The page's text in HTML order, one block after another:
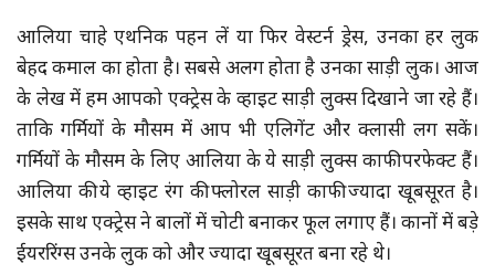
आलिया चाहे एथनिक पहन लें या फिर वेस्टर्न ड्रेस, उनका हर लुक
बेहद कमाल का होता है। सबसे अलग होता है उनका साड़ी लुक। आज
के लेख में हम आपको एक्ट्रेस के व्हाइट साड़ी लुक्स दिखाने जा रहे हैं।
ताकि गर्मियों के मौसम में आप भी एलिगेंट और क्लासी लग सकें।
गर्मियों के मौसम के लिए आलिया के ये साड़ी लुक्स काफी परफेक्ट हैं।
आलिया की ये व्हाइट रंग की फ्लोरल साड़ी काफी ज्यादा खूबसूरत है।
इसके साथ एक्ट्रेस ने बालों में चोटी बनाकर फूल लगाए हैं। कानों में बड़े
ईयररिंग्स उनके लुक को और ज्यादा खूबसूरत बना रहे थे।